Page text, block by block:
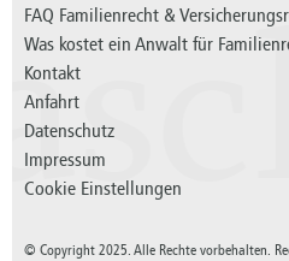
FAQ Familienrecht &
Was kostet ein Anwalt für
Kontakt
Anfahrt
Datenschutz
Impressum
Cookie Einstellungen
© Copyright 2025. Alle Rechte vorbehalten.